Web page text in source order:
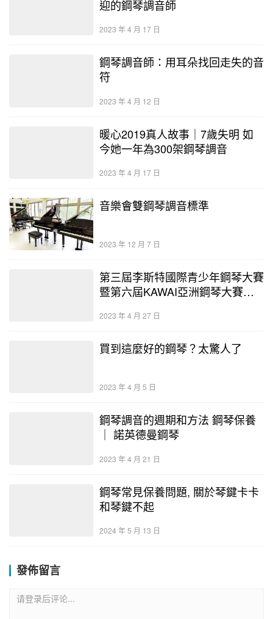
迎的鋼琴調音師
2023 年 4 月 17 日
鋼琴調音師：用耳朵找回走失的音
符
2023 年 4 月 12 日
暖心2019真人故事｜7歲失明 如
今她一年為300架鋼琴調音
2023 年 4 月 17 日
音樂會雙鋼琴調音標準
2023 年 12 月 7 日
第三屆李斯特國際青少年鋼琴大賽
暨第六屆KAWAI亞洲鋼琴大賽
2023 年 4 月 27 日
買到這麼好的鋼琴？太驚人了
2023 年 4 月 5 日
鋼琴調音的週期和方法 鋼琴保養
｜ 諾英德曼鋼琴
2023 年 4 月 21 日
鋼琴常見保養問題, 關於琴鍵卡卡
和琴鍵不起
2024 年 5 月 13 日
發佈留言
请登录后评论...